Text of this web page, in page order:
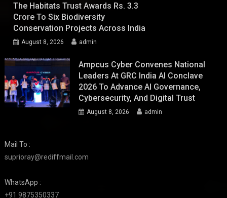
The Habitats Trust Awards Rs. 3.3
Crore To Six Biodiversity
Conservation Projects Across India
August 8, 2026 admin
Ampcus Cyber Convenes National
Leaders At GRC India AI Conclave
2026 To Advance AI Governance,
Cybersecurity, And Digital Trust
August 8, 2026 admin
Mail To :
suprioray@rediffmail.com
WhatsApp :
+91 9875350337